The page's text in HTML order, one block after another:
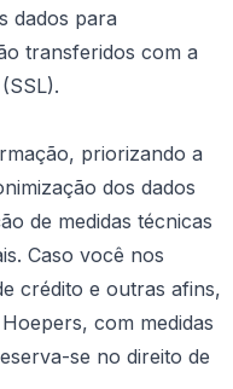
dados para
transferidos com a
priorizando a
dos dados
de medidas técnicas
Caso você nos
crédito e outras afins,
com medidas
se no direito de